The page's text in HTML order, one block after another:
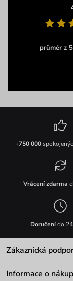
průměr z
+750 000
Vrácení zdarma
Doručenído
Zákaznická
Informace o